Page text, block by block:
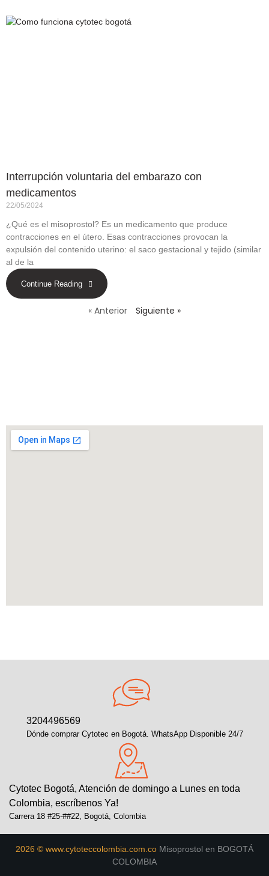
Interrupción voluntaria del embarazo con
medicamentos
22/05/2024
¿Qué es el misoprostol? Es un medicamento que produce
contracciones en el útero. Esas contracciones provocan la
expulsión del contenido uterino: el saco gestacional y tejido (similar
al de la
Continue Reading
« Anterior Siguiente »
3204496569
Dónde comprar Cytotec en Bogotá. WhatsApp Disponible 24/7
Cytotec Bogotá, Atención de domingo a Lunes en toda
Colombia, escríbenos Ya!
Carrera 18 #25-##22, Bogotá, Colombia
2026 © www.cytoteccolombia.com.co Misoprostol en BOGOTÁ
COLOMBIA